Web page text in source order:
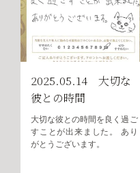
2025.05.14 大切な
彼との時間
大切な彼との時間を良く過ご
すことが出来ました。 あり
がとうございます。